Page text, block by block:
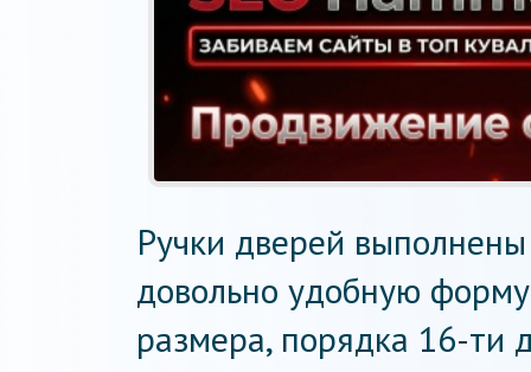
Ручки дверей
довольно удобную
размера, порядка 16-